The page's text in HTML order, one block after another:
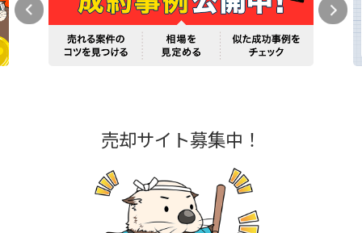
売却サイト募集中！